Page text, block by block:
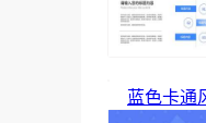
蓝色卡通